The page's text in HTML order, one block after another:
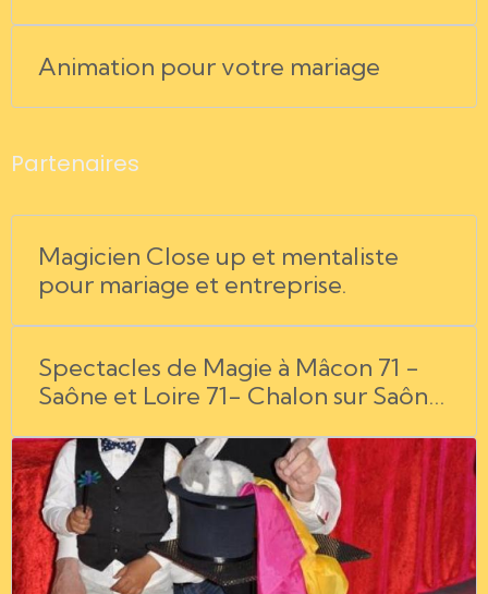
Animation pour votre mariage
Partenaires
Magicien Close up et mentaliste
pour mariage et entreprise.
Spectacles de Magie à Mâcon 71 -
Saône et Loire 71- Chalon sur Saône
Rhône Alpes 69 - Jura 39